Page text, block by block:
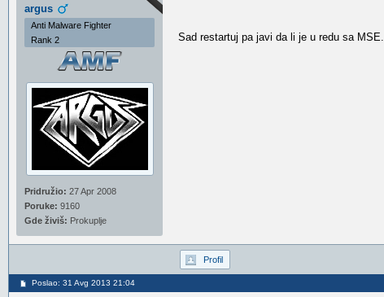
argus
Anti Malware Fighter
Rank 2
Pridružio: 27 Apr 2008
Poruke: 9160
Gde živiš: Prokuplje
Sad restartuj pa javi da li je u redu sa MSE.
Profil
Poslao: 31 Avg 2013 21:04